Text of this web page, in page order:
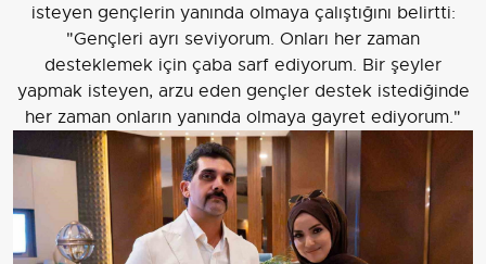
isteyen gençlerin yanında olmaya çalıştığını belirtti:
"Gençleri ayrı seviyorum. Onları her zaman
desteklemek için çaba sarf ediyorum. Bir şeyler
yapmak isteyen, arzu eden gençler destek istediğinde
her zaman onların yanında olmaya gayret ediyorum."